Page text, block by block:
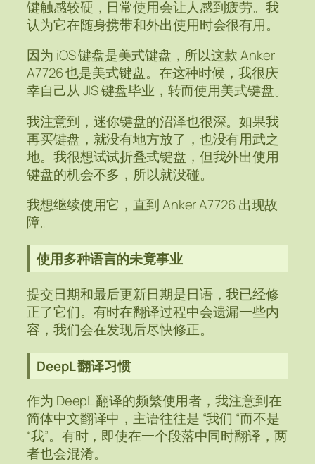
键触感较硬，日常使用会让人感到疲劳。我
认为它在随身携带和外出使用时会很有用。
因为 iOS 键盘是美式键盘，所以这款 Anker
A7726 也是美式键盘。在这种时候，我很庆
幸自己从 JIS 键盘毕业，转而使用美式键盘。
我注意到，迷你键盘的沼泽也很深。如果我
再买键盘，就没有地方放了，也没有用武之
地。我很想试试折叠式键盘，但我外出使用
键盘的机会不多，所以就没碰。
我想继续使用它，直到 Anker A7726 出现故
障。
使用多种语言的未竟事业
提交日期和最后更新日期是日语，我已经修
正了它们。有时在翻译过程中会遗漏一些内
容，我们会在发现后尽快修正。
DeepL 翻译习惯
作为 DeepL 翻译的频繁使用者，我注意到在
简体中文翻译中，主语往往是 “我们 “而不是
“我”。有时，即使在一个段落中同时翻译，两
者也会混淆。